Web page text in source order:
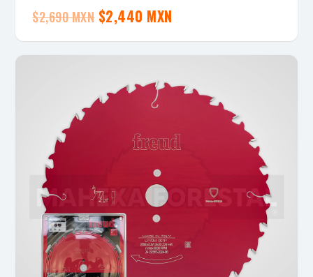
$2,690 MXN El
precio
$2,690 MXN.
$2,440 MXN
precio
$2,440 MXN.